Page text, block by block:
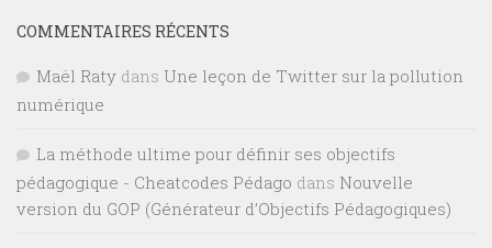
COMMENTAIRES RÉCENTS
Maël Raty dans Une leçon de Twitter sur la pollution
numérique
La méthode ultime pour définir ses objectifs
pédagogique - Cheatcodes Pédago dans Nouvelle
version du GOP (Générateur d’Objectifs Pédagogiques)